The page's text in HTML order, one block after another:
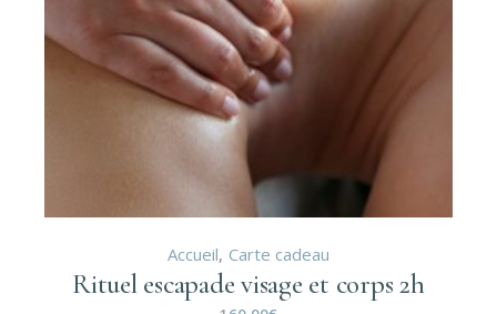
Accueil Carte cadeau
Rituel escapade visage et corps 2h